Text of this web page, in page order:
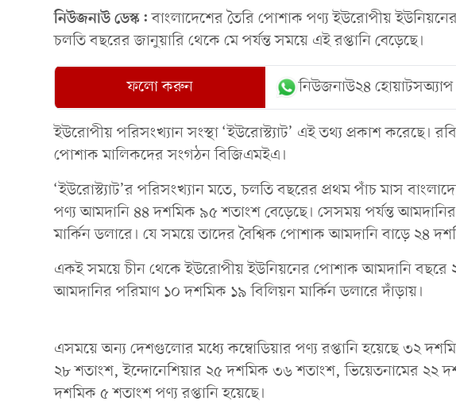
নিউজনাউ ডেস্ক:বাংলাদেশের তৈরি পোশাক পণ্য ইউরোপীয় ইউনিয়নের
চলতি বছরের জানুয়ারি থেকে মে পর্যন্ত সময়ে এই রপ্তানি বেড়েছে।
ফলো করুন নিউজনাউ২৪ হোয়াটসঅ্যাপ
ইউরোপীয় পরিসংখ্যান সংস্থা ‘ইউরোস্ট্যাট’ এই তথ্য প্রকাশ করেছে।
পোশাক মালিকদের সংগঠন বিজিএমইএ।
‘ইউরোস্ট্যাট’র পরিসংখ্যান মতে, চলতি বছরের প্রথম পাঁচ মাস
পণ্য আমদানি ৪৪ দশমিক ৯৫ শতাংশ বেড়েছে। সেসময় পর্যন্ত
মার্কিন ডলারে। যে সময়ে তাদের বৈশ্বিক পোশাক আমদানি বাড়ে ২৪
একই সময়ে চীন থেকে ইউরোপীয় ইউনিয়নের পোশাক আমদানি বছরে
আমদানির পরিমাণ ১০ দশমিক ১৯ বিলিয়ন মার্কিন ডলারে দাঁড়ায়।
এসময়ে অন্য দেশগুলোর মধ্যে কম্বোডিয়ার পণ্য রপ্তানি হয়েছে ৩২
২৮ শতাংশ, ইন্দোনেশিয়ার ২৫ দশমিক ৩৬ শতাংশ, ভিয়েতনামের ২২
দশমিক ৫ শতাংশ পণ্য রপ্তানি হয়েছে।